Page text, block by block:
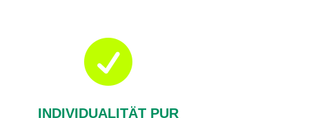

INDIVIDUALITÄT PUR